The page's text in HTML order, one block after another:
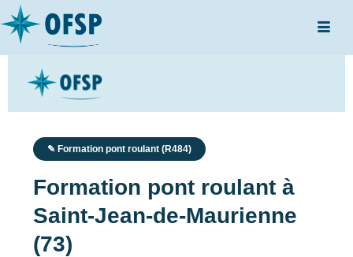
✎ Formation pont roulant (R484)
Formation pont roulant à
Saint-Jean-de-Maurienne
(73)